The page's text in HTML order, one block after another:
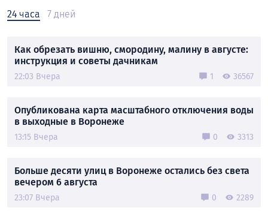
24 часа 7 дней
Как обрезать вишню, смородину, малину в августе:
инструкция и советы дачникам
22:03 Вчера 1 36567
Опубликована карта масштабного отключения воды
в выходные в Воронеже
13:15 Вчера 0 3313
Больше десяти улиц в Воронеже остались без света
вечером 6 августа
23:07 Вчера 0 2289